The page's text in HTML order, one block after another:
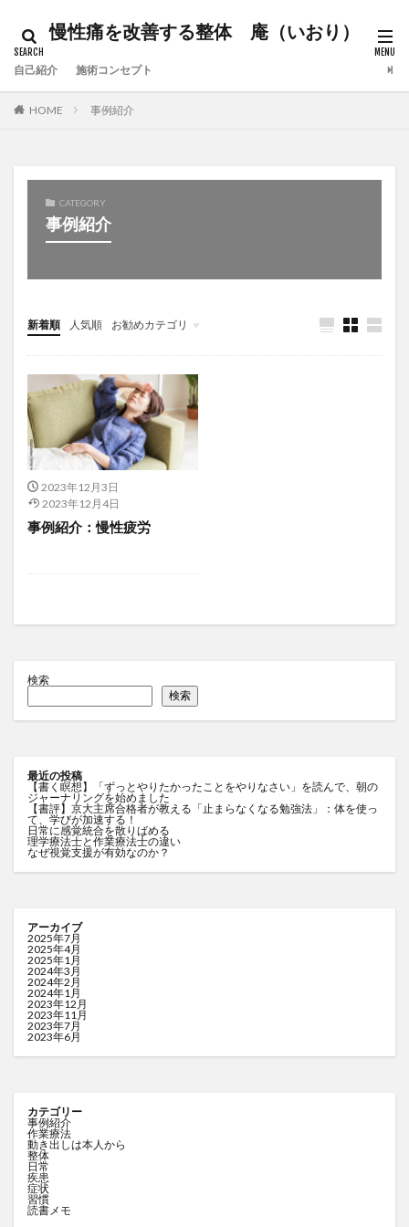
慢性痛を改善する整体 庵（いおり）
自己紹介 施術コンセプト
HOME 事例紹介
CATEGORY
事例紹介
新着順 人気順 お勧めカテゴリ
日常
2023年12月3日
2023年12月4日
事例紹介：慢性疲労
検索
検索
最近の投稿
【書く瞑想】「ずっとやりたかったことをやりなさい」を読んで、朝の
ジャーナリングを始めました
【書評】京大主席合格者が教える「止まらなくなる勉強法」：体を使っ
て、学びが加速する！
日常に感覚統合を散りばめる
理学療法士と作業療法士の違い
なぜ視覚支援が有効なのか？
アーカイブ
2025年7月
2025年4月
2025年1月
2024年3月
2024年2月
2024年1月
2023年12月
2023年11月
2023年7月
2023年6月
カテゴリー
事例紹介
作業療法
動き出しは本人から
整体
日常
疾患
症状
習慣
読書メモ